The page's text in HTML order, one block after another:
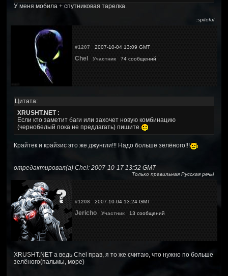
У меня мобила + спутниковая тарелка.
:spiteful
#1207 2007-10-04 13:09 GMT
Chel Участник 74 сообщений
Цитата:
XRUSHT.NET :
Если кто заметит баги или захочет новую комбинацию
(чернобелый пока не предлагать) пишите.
Крайтек и крайзис это же джунгли!!! Надо больше зелёного!!!
отредактировал(а) Chel: 2007-10-17 13:52 GMT
Только правильная Русская речь!
#1208 2007-10-04 13:24 GMT
Jericho Участник 13 сообщений
XRUSHT.NET а ведь Chel прав, я то же считаю, что нужно по больше
зелёного(пальмы, море)